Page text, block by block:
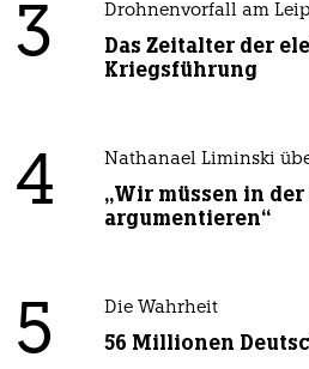
3 Drohnenvorfall am
Das Zeitalter der
Kriegsführung
4 Nathanael Liminski
„Wir müssen in der
argumentieren“
5 Die Wahrheit
56 Millionen